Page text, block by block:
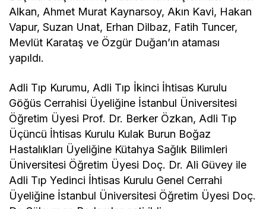
Alkan, Ahmet Murat Kaynarsoy, Akın Kavi, Hakan
Vapur, Suzan Unat, Erhan Dilbaz, Fatih Tuncer,
Mevlüt Karataş ve Özgür Duğan’ın ataması
yapıldı.
Adli Tıp Kurumu, Adli Tıp İkinci İhtisas Kurulu
Göğüs Cerrahisi Üyeliğine İstanbul Üniversitesi
Öğretim Üyesi Prof. Dr. Berker Özkan, Adli Tıp
Üçüncü İhtisas Kurulu Kulak Burun Boğaz
Hastalıkları Üyeliğine Kütahya Sağlık Bilimleri
Üniversitesi Öğretim Üyesi Doç. Dr. Ali Güvey ile
Adli Tıp Yedinci İhtisas Kurulu Genel Cerrahi
Üyeliğine İstanbul Üniversitesi Öğretim Üyesi Doç.